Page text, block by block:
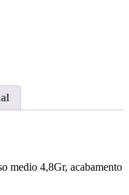
medio 4,8Gr, acabamento